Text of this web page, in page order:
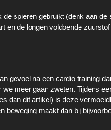
spieren gebruikt (denk aan de
en de longen voldoende zuurstof
gevoel na een cardio training
meer gaan zweten. Tijdens
dan dit artikel) is deze
beweging maakt dan bij